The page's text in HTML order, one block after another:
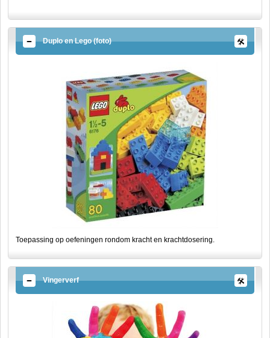
Duplo en Lego (foto)
Toepassing op oefeningen rondom kracht en krachtdosering.
Vingerverf